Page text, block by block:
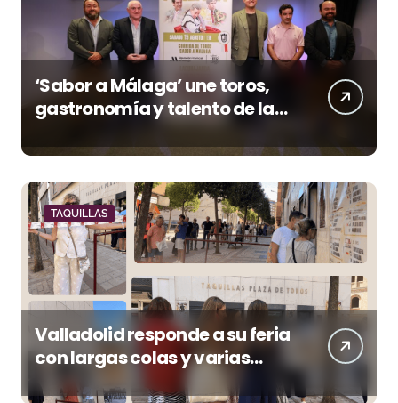
‘Sabor a Málaga’ une toros,
gastronomía y talento de la
tierra en La Malagueta
TAQUILLAS
Valladolid responde a su feria
con largas colas y varias